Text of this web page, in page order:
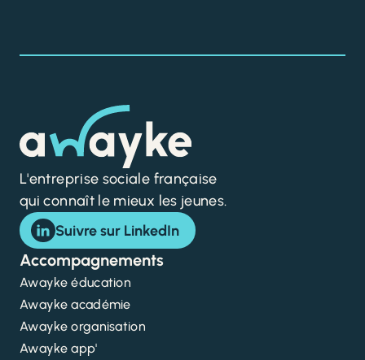
L'entreprise sociale française
qui connaît le mieux les jeunes.
Suivre sur LinkedIn
Accompagnements
Awayke éducation
Awayke académie
Awayke organisation
Awayke app'